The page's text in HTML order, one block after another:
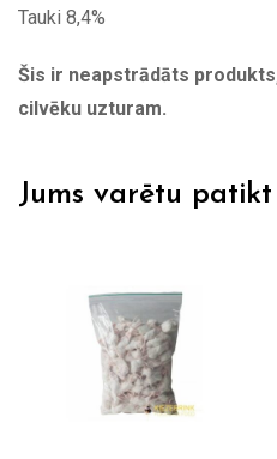
Tauki 8,4%
Šis ir neapstrādāts
cilvēku uzturam.
Jums varētu